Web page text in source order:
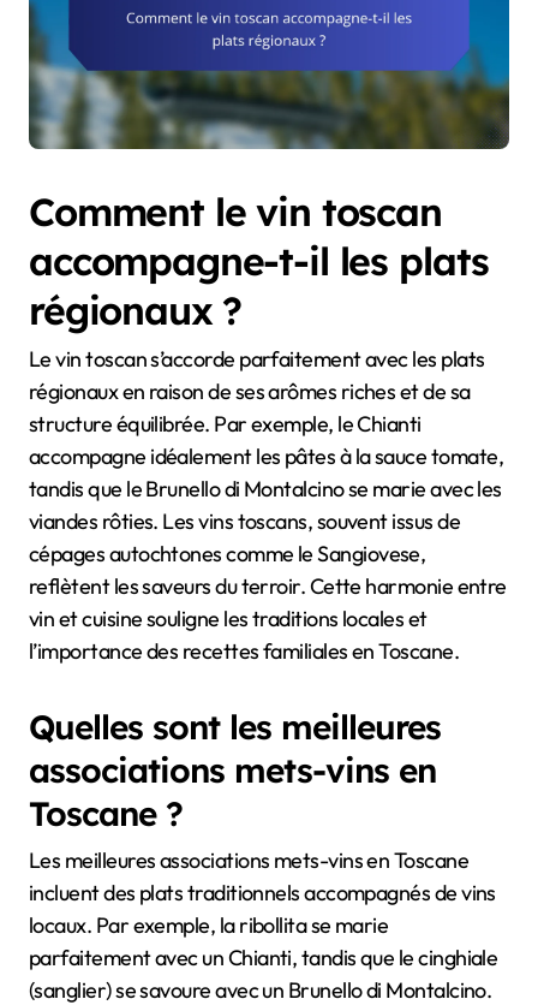
Comment le vin toscan
accompagne-t-il les plats
régionaux ?
Le vin toscan s’accorde parfaitement avec les plats
régionaux en raison de ses arômes riches et de sa
structure équilibrée. Par exemple, le Chianti
accompagne idéalement les pâtes à la sauce tomate,
tandis que le Brunello di Montalcino se marie avec les
viandes rôties. Les vins toscans, souvent issus de
cépages autochtones comme le Sangiovese,
reflètent les saveurs du terroir. Cette harmonie entre
vin et cuisine souligne les traditions locales et
l’importance des recettes familiales en Toscane.
Quelles sont les meilleures
associations mets-vins en
Toscane ?
Les meilleures associations mets-vins en Toscane
incluent des plats traditionnels accompagnés de vins
locaux. Par exemple, la ribollita se marie
parfaitement avec un Chianti, tandis que le cinghiale
(sanglier) se savoure avec un Brunello di Montalcino.